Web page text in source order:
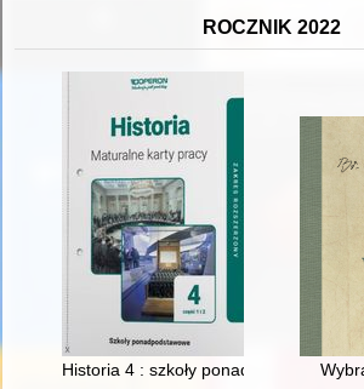
ROCZNIK 2022
Historia 4 : szkoły ponadpodstawowe